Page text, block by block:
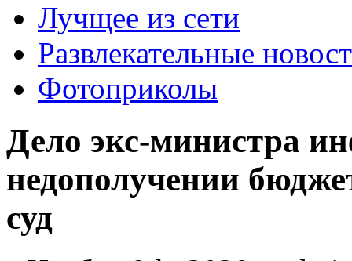
Лучщее из сети
Развлекательные
Фотоприколы
Дело экс-министра
недополучении
суд